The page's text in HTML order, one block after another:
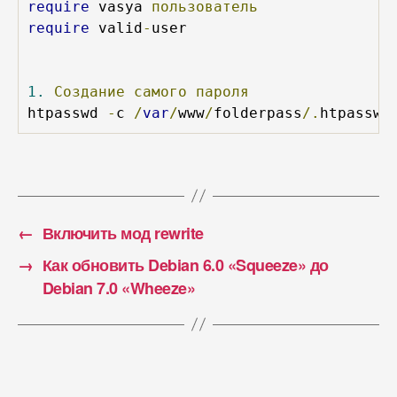
require vasya пользователь
require valid-
1. Создание самого
пароля
htpasswd
- c /var/www/folderpass /.
← Включить мод rewrite
→ Как обновить Debian 6.0 «Squeeze» до
Debian 7.0 «Wheeze»